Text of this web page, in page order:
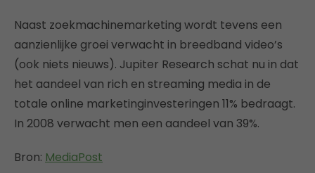
Naast zoekmachinemarketing wordt tevens een
aanzienlijke groei verwacht in breedband video’s
(ook niets nieuws). Jupiter Research schat nu in dat
het aandeel van rich en streaming media in de
totale online marketinginvesteringen 11% bedraagt.
In 2008 verwacht men een aandeel van 39%.
Bron: MediaPost